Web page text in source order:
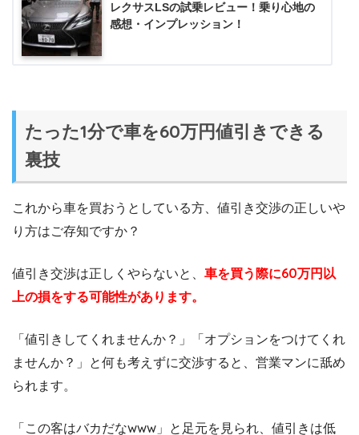
レクサスLSの試乗レビュー！乗り心地の
感想・インプレッション！
たった1分で車を60万円値引きできる
裏技
これから車を買おうとしている方、値引き交渉の正しいや
り方はご存知ですか？
値引き交渉は正しくやらないと、 車を買う際に60万円以
上の損をする可能性があります。
「値引きしてくれませんか？」「オプションをつけてくれ
ませんか？」と何も考えずに交渉すると、営業マンに舐め
られます。
「この客はバカだなwww」と足元を見られ、値引きは低